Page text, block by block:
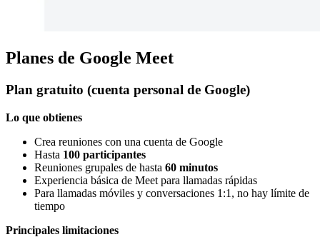
Planes de Google Meet
Plan gratuito (cuenta personal de Google)
Lo que obtienes
Crea reuniones con una cuenta de Google
Hasta 100 participantes
Reuniones grupales de hasta 60 minutos
Experiencia básica de Meet para llamadas rápidas
Para llamadas móviles y conversaciones 1:1, no hay límite de
tiempo
Principales limitaciones